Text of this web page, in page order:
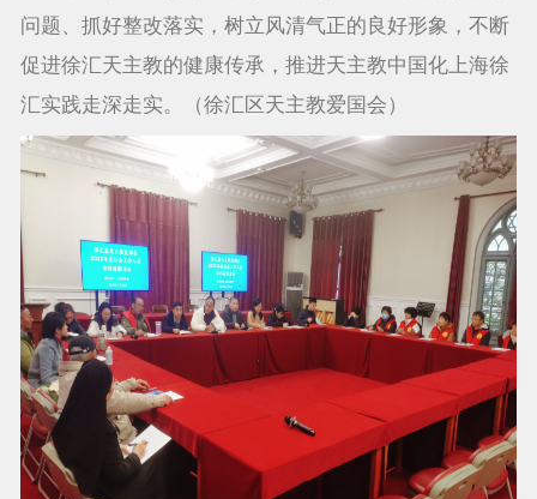
问题、抓好整改落实，树立风清气正的良好形象，不断
促进徐汇天主教的健康传承，推进天主教中国化上海徐
汇实践走深走实。（徐汇区天主教爱国会）